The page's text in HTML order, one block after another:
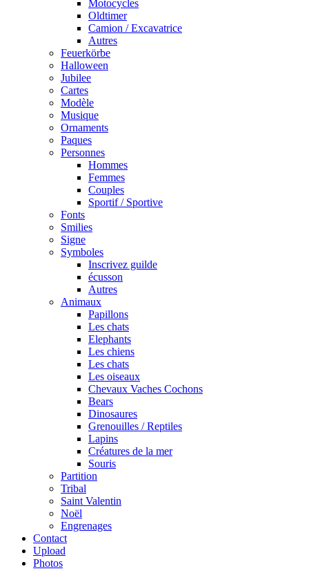
Motocycles
Oldtimer
Camion / Excavatrice
Autres
Feuerkörbe
Halloween
Jubilee
Cartes
Modèle
Musique
Ornaments
Paques
Personnes
Hommes
Femmes
Couples
Sportif / Sportive
Fonts
Smilies
Signe
Symboles
Inscrivez guilde
écusson
Autres
Animaux
Papillons
Les chats
Elephants
Les chiens
Les chats
Les oiseaux
Chevaux Vaches Cochons
Bears
Dinosaures
Grenouilles / Reptiles
Lapins
Créatures de la mer
Souris
Partition
Tribal
Saint Valentin
Noël
Engrenages
Contact
Upload
Photos